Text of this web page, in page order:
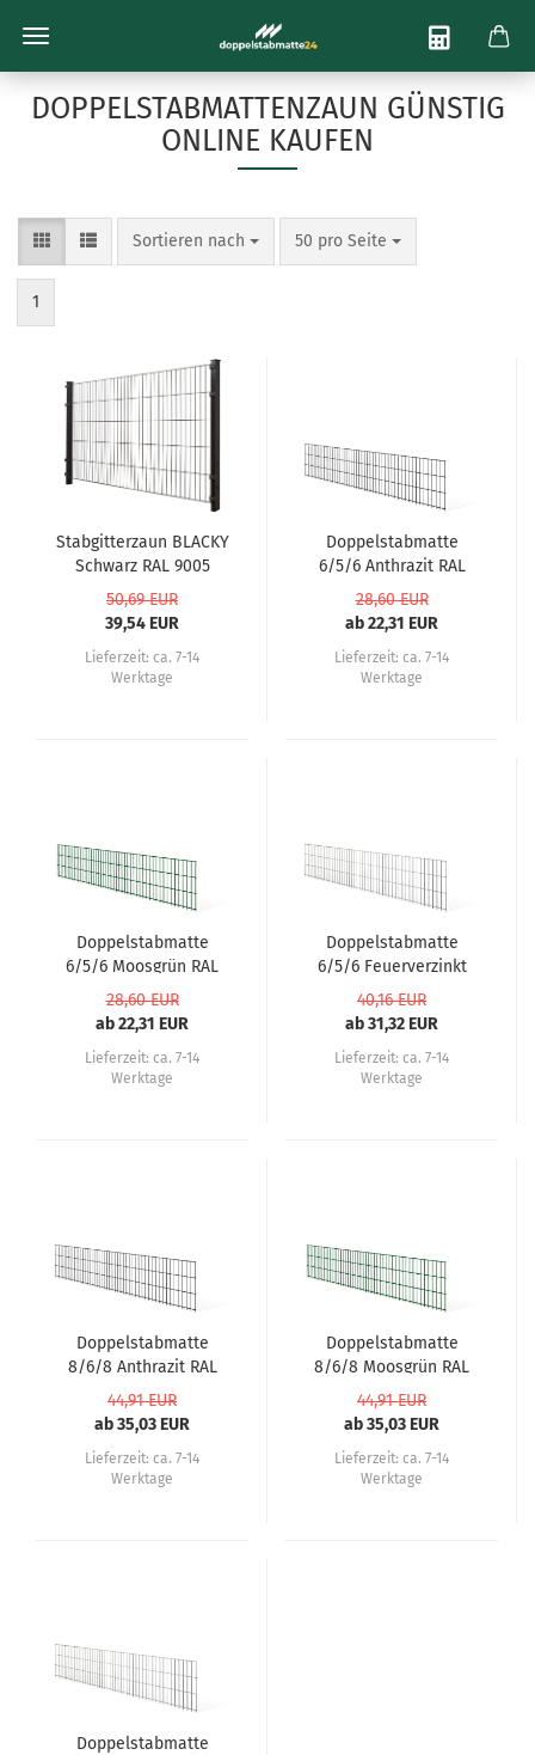
Telefon-Beratung:
DOPPELSTABMATTENZAUN GÜNSTIG
ONLINE KAUFEN
Sortieren nach 50 pro Seite
1
Stabgitterzaun BLACKY
Schwarz RAL 9005
50,69 EUR
39,54 EUR
Lieferzeit: ca. 7-14
Werktage
Doppelstabmatte
6/5/6 Anthrazit RAL
7016
28,60 EUR
ab 22,31 EUR
Lieferzeit: ca. 7-14
Werktage
Doppelstabmatte
6/5/6 Moosgrün RAL
6005
28,60 EUR
ab 22,31 EUR
Lieferzeit: ca. 7-14
Werktage
Doppelstabmatte
6/5/6 Feuerverzinkt
40,16 EUR
ab 31,32 EUR
Lieferzeit: ca. 7-14
Werktage
Doppelstabmatte
8/6/8 Anthrazit RAL
7016
44,91 EUR
ab 35,03 EUR
Lieferzeit: ca. 7-14
Werktage
Doppelstabmatte
8/6/8 Moosgrün RAL
6005
44,91 EUR
ab 35,03 EUR
Lieferzeit: ca. 7-14
Werktage
Doppelstabmatte